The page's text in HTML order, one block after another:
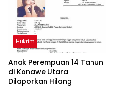
Hukrim
Anak Perempuan 14 Tahun
di Konawe Utara
Dilaporkan Hilang